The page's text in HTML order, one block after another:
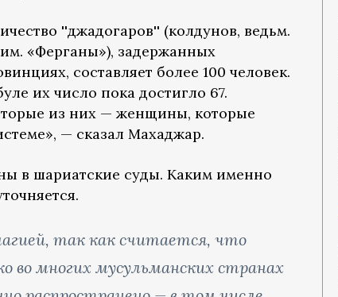
''джадогаров'' (колдунов, ведьм.
«Ферганы»), задержанных
составляет более 100 человек.
их число пока достигло 67.
из них — женщины, которые
— сказал Махаджар.
в шариатские суды. Каким именно
так как считается, что
во многих мусульманских странах